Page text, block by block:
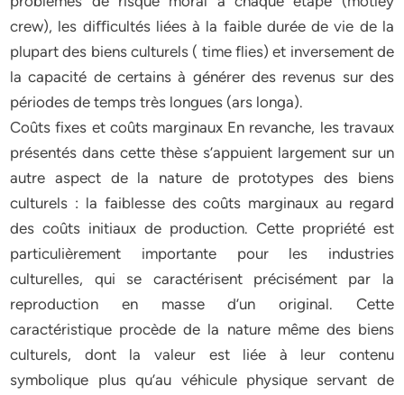
crew), les diﬃcultés liées à la faible durée de vie de la
plupart des biens culturels ( time flies) et inversement de
la capacité de certains à générer des revenus sur des
périodes de temps très longues (ars longa).
Coûts fixes et coûts marginaux En revanche, les travaux
présentés dans cette thèse s’appuient largement sur un
autre aspect de la nature de prototypes des biens
culturels : la faiblesse des coûts marginaux au regard
des coûts initiaux de production. Cette propriété est
particulièrement importante pour les industries
culturelles, qui se caractérisent précisément par la
reproduction en masse d’un original. Cette
caractéristique procède de la nature même des biens
culturels, dont la valeur est liée à leur contenu
symbolique plus qu’au véhicule physique servant de